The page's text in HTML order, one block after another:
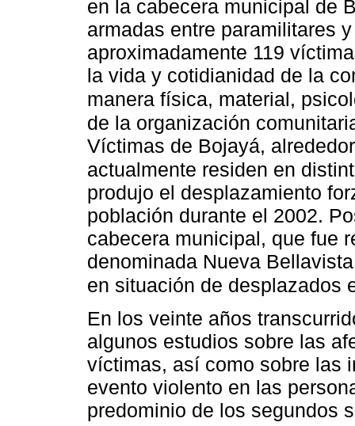
en la cabecera municipal de
armadas entre paramilitares
aproximadamente 119
la vida y cotidianidad de la
manera física, material,
de la organización
Víctimas de Bojayá,
actualmente residen en
produjo el desplazamiento
población durante el 2002.
cabecera municipal, que fue
denominada Nueva
en situación de desplazados
En los veinte años
algunos estudios sobre las
víctimas, así como sobre las
evento violento en las
predominio de los segundos